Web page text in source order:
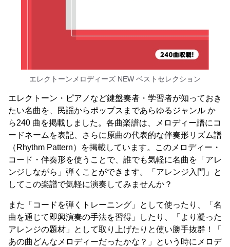
エレクトーンメロディーズ NEW ベストセレクション
エレクトーン・ピアノなど鍵盤奏者・学習者が知っておき
たい名曲を、民謡からポップスまであらゆるジャンル か
ら240 曲を掲載しました。各曲楽譜は、メロディー譜にコ
ードネームを表記、さらに原曲の代表的な伴奏形リズム譜
（Rhythm Pattern）を掲載しています。このメロディー・
コード・伴奏形を使うことで、誰でも気軽に名曲を「アレ
ンジしながら」弾くことができます。「アレンジ入門」と
してこの楽譜で気軽に演奏してみませんか？
また「コードを弾くトレーニング」として使ったり、「名
曲を通じて即興演奏の手法を習得」したり、「より凝った
アレンジの題材」として取り上げたりと使い勝手抜群！「
あの曲どんなメロディーだったかな？」という時にメロデ